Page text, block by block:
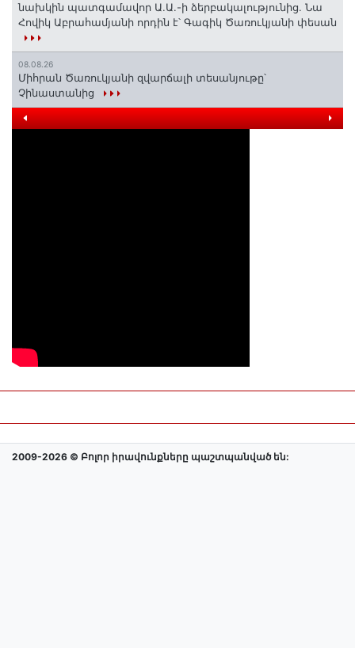
նախկին պատգամավոր Ա.Ա.-ի ձերբակալությունից. Նա
Հովիկ Աբրահամյանի որդին է՝ Գագիկ Ծառուկյանի փեսան
08.08.26
Միհրան Ծառուկյանի զվարճալի տեսանյութը՝
Չինաստանից
2009-2026 © Բոլոր իրավունքները պաշտպանված են: